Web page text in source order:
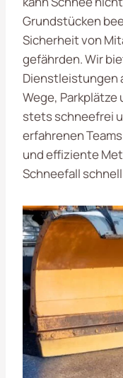
Grundstücken
Sicherheit von
gefährden. Wir
Dienstleistungen
Wege, Parkplätze
stets schneefrei
erfahrenen
und effiziente
Schneefall